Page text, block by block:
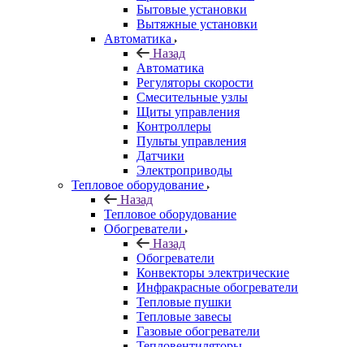
Бытовые установки
Вытяжные установки
Автоматика
Назад
Автоматика
Регуляторы скорости
Смесительные узлы
Щиты управления
Контроллеры
Пульты управления
Датчики
Электроприводы
Тепловое оборудование
Назад
Тепловое оборудование
Обогреватели
Назад
Обогреватели
Конвекторы электрические
Инфракрасные обогреватели
Тепловые пушки
Тепловые завесы
Газовые обогреватели